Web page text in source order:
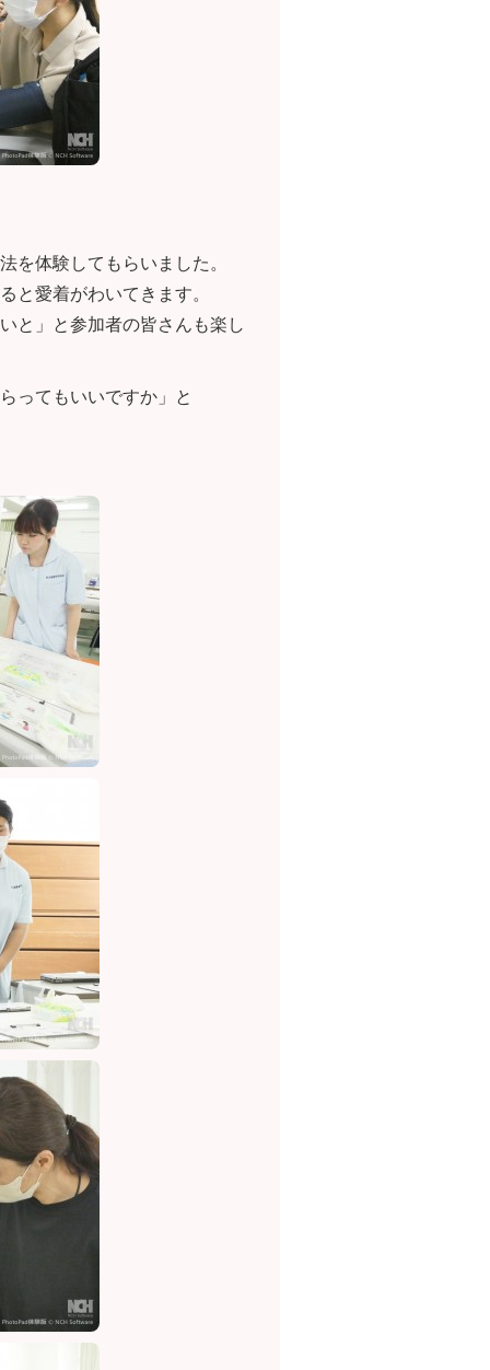
を体験してもらいました。
と愛着がわいてきます。
と」と参加者の皆さんも楽し
ってもいいですか」と